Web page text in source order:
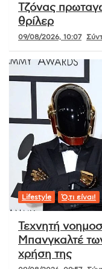
Τζόνας
θρίλερ
09/08/2026, 10:07
Lifestyle Ό,τι είναι!
Τεχνητή
Μπανγκαλτέ
χρήση της